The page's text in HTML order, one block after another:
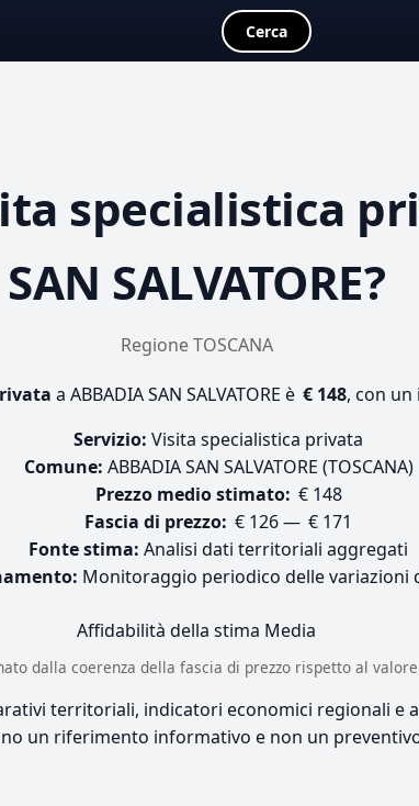
Cerca
specialistica
SAN SALVATORE?
Regione TOSCANA
a ABBADIA SAN SALVATORE è € 148, con un
Servizio: Visita specialistica privata
Comune: ABBADIA SAN SALVATORE (TOSCANA)
Prezzo medio stimato: € 148
Fascia di prezzo: € 126 — € 171
Fonte stima: Analisi dati territoriali aggregati
Monitoraggio periodico delle variazioni
Affidabilità della stima Media
dalla coerenza della fascia di prezzo rispetto al
territoriali, indicatori economici regionali e
un riferimento informativo e non un